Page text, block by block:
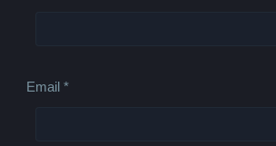
Email*